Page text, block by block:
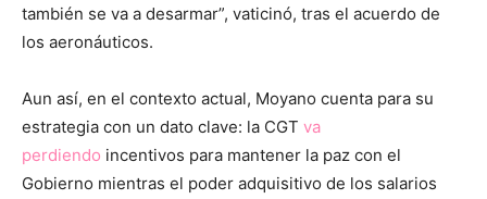
también se va a desarmar”, vaticinó, tras el acuerdo de
los aeronáuticos.
Aun así, en el contexto actual, Moyano cuenta para su
estrategia con un dato clave: la CGT va
perdiendo incentivos para mantener la paz con el
Gobierno mientras el poder adquisitivo de los salarios